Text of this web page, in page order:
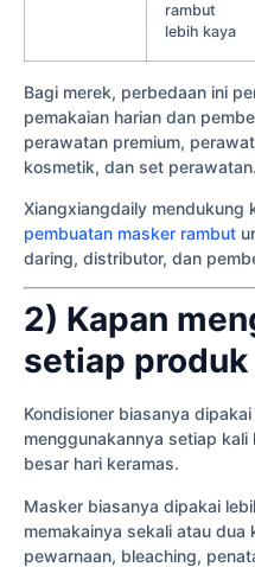
rambut
lebih kaya
Bagi merek, perbedaan ini
pemakaian harian dan
perawatan premium,
kosmetik, dan set perawatan.
Xiangxiangdaily mendukung
pembuatan masker rambut
daring, distributor, dan
2) Kapan
setiap produk
Kondisioner biasanya
menggunakannya setiap
besar hari keramas.
Masker biasanya dipakai
memakainya sekali atau
pewarnaan, bleaching,